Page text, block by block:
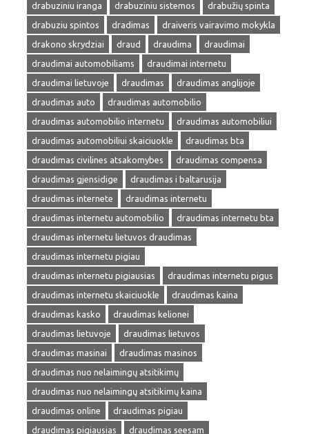
drabuziniu iranga
drabuziniu sistemos
drabužių spinta
drabuziu spintos
dradimas
draiveris vairavimo mokykla
drakono skrydziai
draud draudima
draudimai
draudimai automobiliams
draudimai internetu
draudimai lietuvoje
draudimas
draudimas anglijoje
draudimas auto
draudimas automobilio
draudimas automobilio internetu
draudimas automobiliui
draudimas automobiliui skaiciuokle
draudimas bta
draudimas civilines atsakomybes
draudimas compensa
draudimas gjensidige
draudimas i baltarusija
draudimas internete
draudimas internetu
draudimas internetu automobilio
draudimas internetu bta
draudimas internetu lietuvos draudimas
draudimas internetu pigiau
draudimas internetu pigiausias
draudimas internetu pigus
draudimas internetu skaiciuokle
draudimas kaina
draudimas kasko
draudimas kelionei
draudimas lietuvoje
draudimas lietuvos
draudimas masinai
draudimas masinos
draudimas nuo nelaimingų atsitikimų
draudimas nuo nelaimingų atsitikimų kaina
draudimas online
draudimas pigiau
draudimas pigiausias
draudimas seesam